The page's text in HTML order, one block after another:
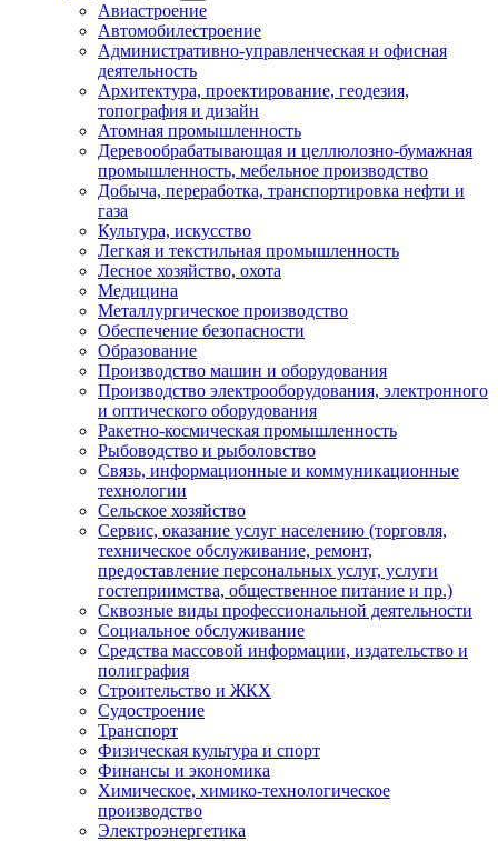
Авиастроение
Автомобилестроение
Административно-управленческая и офисная
деятельность
Архитектура, проектирование, геодезия,
топография и дизайн
Атомная промышленность
Деревообрабатывающая и целлюлозно-бумажная
промышленность, мебельное производство
Добыча, переработка, транспортировка нефти и
газа
Культура, искусство
Легкая и текстильная промышленность
Лесное хозяйство, охота
Медицина
Металлургическое производство
Обеспечение безопасности
Образование
Производство машин и оборудования
Производство электрооборудования, электронного
и оптического оборудования
Ракетно-космическая промышленность
Рыбоводство и рыболовство
Связь, информационные и коммуникационные
технологии
Сельское хозяйство
Сервис, оказание услуг населению (торговля,
техническое обслуживание, ремонт,
предоставление персональных услуг, услуги
гостеприимства, общественное питание и пр.)
Сквозные виды профессиональной деятельности
Социальное обслуживание
Средства массовой информации, издательство и
полиграфия
Строительство и ЖКХ
Судостроение
Транспорт
Физическая культура и спорт
Финансы и экономика
Химическое, химико-технологическое
производство
Электроэнергетика